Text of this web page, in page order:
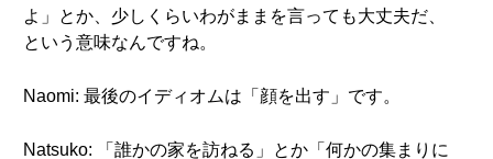
よ」とか、少しくらいわがままを言っても大丈夫だ、
という意味なんですね。
Naomi: 最後のイディオムは「顔を出す」です。
Natsuko: 「誰かの家を訪ねる」とか「何かの集まりに